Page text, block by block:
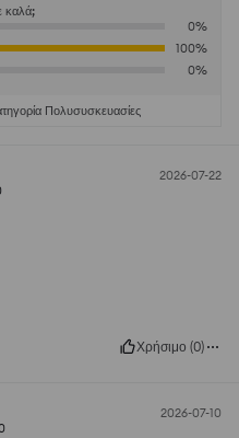
καλά;
0%
100%
0%
Πολυσυσκευασίες
2026-07-22
Χρήσιμο (0)
2026-07-10